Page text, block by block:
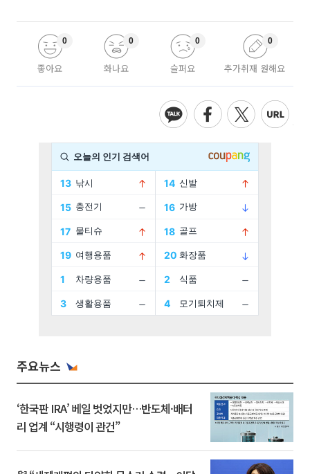
좋아요
0
화나요
0
슬퍼요
0
추가취재 원해요
0
주요뉴스
‘한국판 IRA’ 베일 벗었지만…반도체·배터
리 업계 “시행령이 관건”